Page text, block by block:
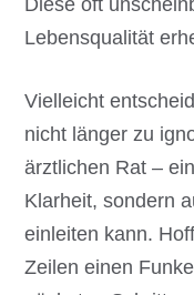
Lebensqualität
Vielleicht
nicht länger zu
ärztlichen Rat –
Klarheit, sondern
einleiten kann.
Zeilen einen